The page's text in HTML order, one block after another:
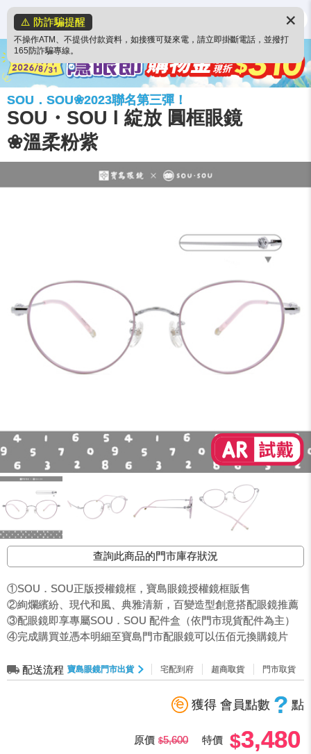
⚠️ 防詐騙提醒
不操作ATM、不提供付款資料，如接獲可疑來電，請立即掛斷電話，並撥打
165防詐騙專線。
✕
SOU．SOU❀2023聯名第三彈！
SOU・SOU l 綻放 圓框眼鏡
❀溫柔粉紫
查詢此商品的門市庫存狀況
①SOU．SOU正版授權鏡框，寶島眼鏡授權鏡框販售
②絢爛繽紛、現代和風、典雅清新，百變造型創意搭配眼鏡推薦
③配眼鏡即享專屬SOU．SOU 配件盒（依門市現貨配件為主）
④完成購買並憑本明細至寶島門市配眼鏡可以伍佰元換購鏡片
配送流程 寶島眼鏡門市出貨 宅配到府 超商取貨 門市取貨
獲得 會員點數 ? 點
原價 5,600 特價 3,480